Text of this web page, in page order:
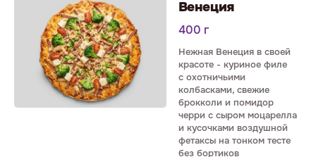
Венеция
400 г
Нежная Венеция в своей
красоте - куриное филе
с охотничьими
колбасками, свежие
брокколи и помидор
черри с сыром моцарелла
и кусочками воздушной
фетаксы на тонком тесте
без бортиков